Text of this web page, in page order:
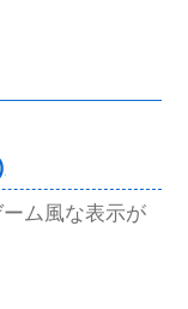
ム風な表示が